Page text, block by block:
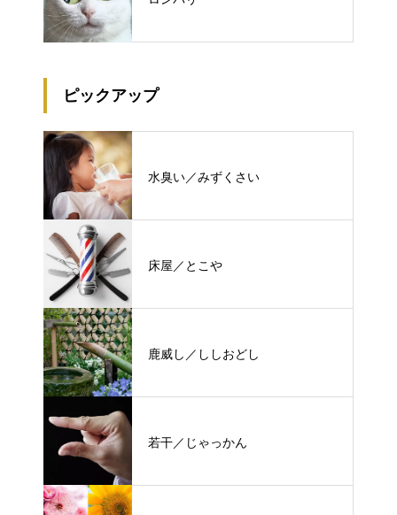
ピックアップ
水臭い／みずくさい
床屋／とこや
鹿威し／ししおどし
若干／じゃっかん